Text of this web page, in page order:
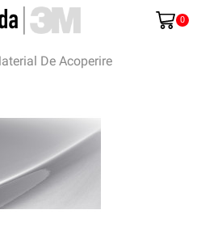
0
De Acoperire